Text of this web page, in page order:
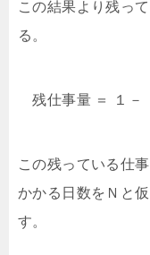
この結果より残っ
る。
残仕事量 ＝ １－
この残っている仕
かかる日数をＮと
す。